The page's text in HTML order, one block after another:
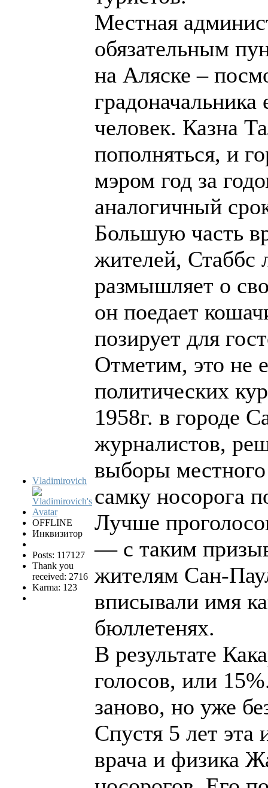
Vladimirovich
OFFLINE
Инквизитор
Posts: 117127
Thank you
received: 2716
Karma: 123
Местная
обязательным
на Аляске –
человек. Казна
пополняться, и
мэром год за
аналогичный
Большую часть
жителей, Стаббс
размышляет о
он поедает
позирует для
Отметим, это не
политических
1958г. в городе
журналистов,
выборы
самку носорога
Лучше
— с таким
жителям Сан-
вписывали имя
бюллетенях.
В результате
голосов, или
заново, но уже
Спустя 5 лет эта
врача и физика